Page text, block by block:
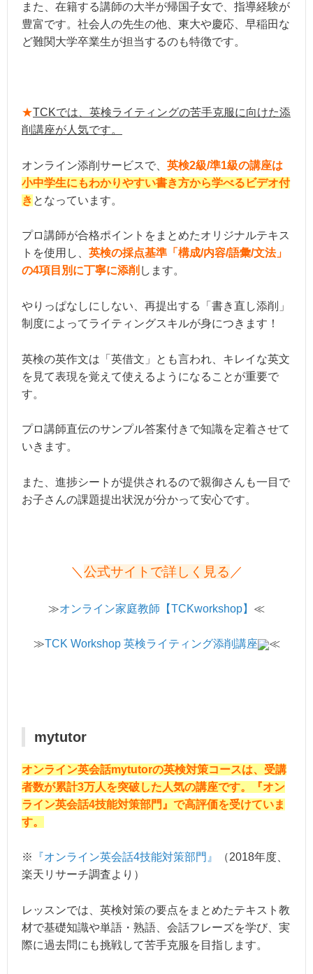
また、在籍する講師の大半が帰国子女で、指導経験が
豊富です。社会人の先生の他、東大や慶応、早稲田な
ど難関大学卒業生が担当するのも特徴です。
★TCKでは、英検ライティングの苦手克服に向けた添
削講座が人気です。
オンライン添削サービスで、 英検2級/準1級の講座は
小中学生にもわかりやすい書き方から学べるビデオ付
き となっています。
プロ講師が合格ポイントをまとめたオリジナルテキス
トを使用し、 英検の採点基準「構成/内容/語彙/文法」
の4項目別に丁寧に添削 します。
やりっぱなしにしない、再提出する「書き直し添削」
制度によってライティングスキルが身につきます！
英検の英作文は「英借文」とも言われ、キレイな英文
を見て表現を覚えて使えるようになることが重要で
す。
プロ講師直伝のサンプル答案付きで知識を定着させて
いきます。
また、進捗シートが提供されるので親御さんも一目で
お子さんの課題提出状況が分かって安心です。
＼ 公式サイトで詳しく見る ／
≫オンライン家庭教師【TCKworkshop】 ≪
≫TCK Workshop 英検ライティング添削講座 ≪
mytutor
オンライン英会話mytutorの英検対策コースは、受講
者数が累計3万人を突破した人気の講座です。『オン
ライン英会話4技能対策部門』で高評価を受けていま
す。
※ 『オンライン英会話4技能対策部門』
（2018年度、
楽天リサーチ調査より）
レッスンでは、英検対策の要点をまとめたテキスト教
材で基礎知識や単語・熟語、会話フレーズを学び、実
際に過去問にも挑戦して苦手克服を目指します。